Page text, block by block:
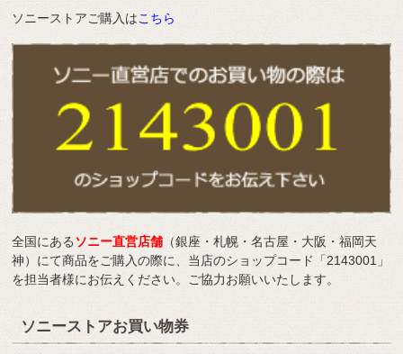
ソニーストアご購入はこちら
全国にあるソニー直営店舗 （銀座・札幌・名古屋・大阪・福岡天
神）にて商品をご購入の際に、当店のショップコード「2143001」
を担当者様にお伝えください。ご協力お願いいたします。
ソニーストアお買い物券